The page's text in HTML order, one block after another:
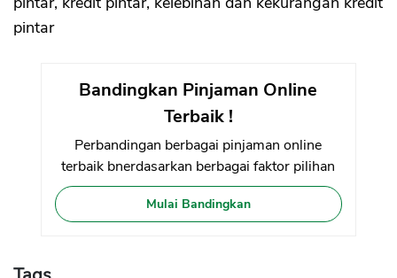
pintar
Bandingkan Pinjaman Online
Terbaik !
Perbandingan berbagai pinjaman online
terbaik bnerdasarkan berbagai faktor pilihan
Mulai Bandingkan